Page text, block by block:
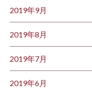
2019年9月
2019年8月
2019年7月
2019年6月